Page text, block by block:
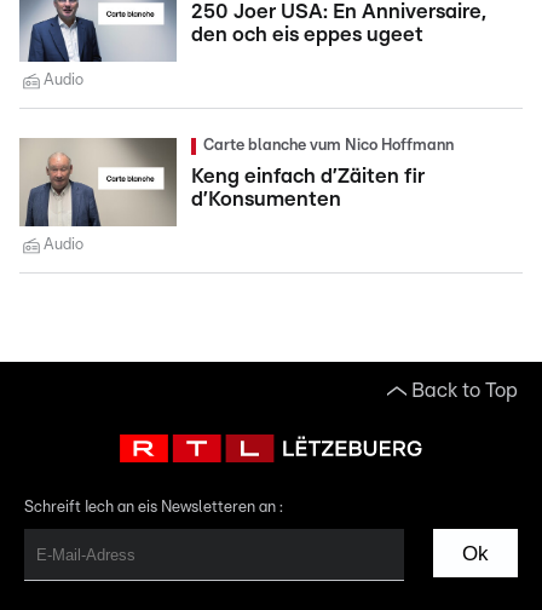
250 Joer USA: En Anniversaire,
den och eis eppes ugeet
Audio
Carte blanche vum Nico Hoffmann
Keng einfach d’Zäiten fir
d’Konsumenten
Audio
Back to Top
Schreift Iech an eis Newsletteren an :
Ok